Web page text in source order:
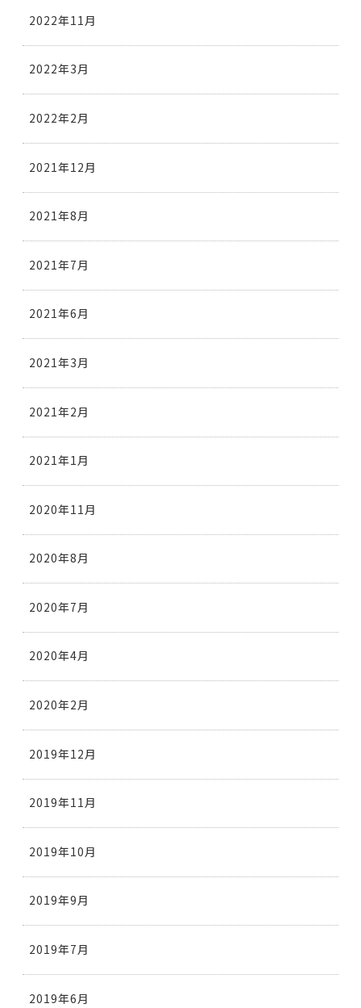
2022年11月
2022年3月
2022年2月
2021年12月
2021年8月
2021年7月
2021年6月
2021年3月
2021年2月
2021年1月
2020年11月
2020年8月
2020年7月
2020年4月
2020年2月
2019年12月
2019年11月
2019年10月
2019年9月
2019年7月
2019年6月